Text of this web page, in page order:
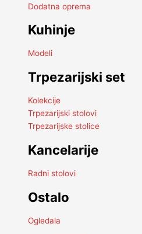
Dodatna oprema
Kuhinje
Modeli
Trpezarijski set
Kolekcije
Trpezarijski stolovi
Trpezarijske stolice
Kancelarije
Radni stolovi
Ostalo
Ogledala